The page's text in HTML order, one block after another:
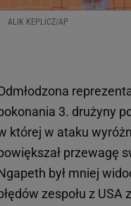
ALIK KEPLICZ/AP
3. drużyny
której w ataku
przewagę
był mniej
zespołu z